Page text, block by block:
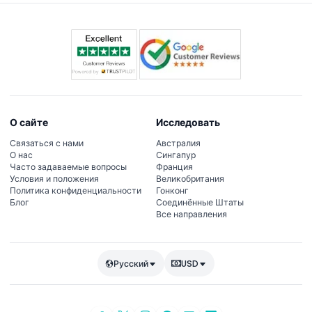
дизайна.
О сайте
Связаться с нами
О нас
Часто задаваемые вопросы
Условия и положения
Политика конфиденциальности
Блог
Исследовать
Австралия
Сингапур
Франция
Великобритания
Гонконг
Соединённые Штаты
Все направления
Русский USD